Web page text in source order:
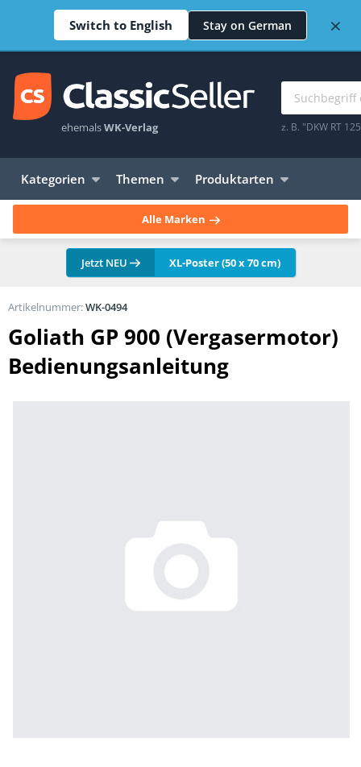
Switch to English Stay on German ×
ehemalsWK-Verlag z. B. "DKW RT
Kategorien Themen Produktarten
Alle Marken
Jetzt NEU XL-Poster (50 x 70 cm)
Goliath GP 900 (Vergasermotor)
Bedienungsanleitung
Artikelnummer:WK-0494